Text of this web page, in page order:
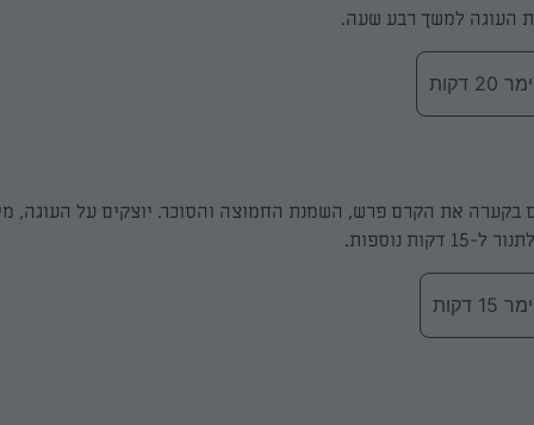
העוגה למשך רבע שעה.
דקות
בקערה את הקרם פרש, השמנת החמוצה והסוכר. יוצקים על העוגה,
נוספות.
דקות